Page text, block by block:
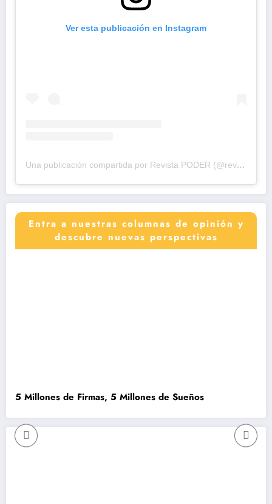
Ver esta publicación en Instagram
Una publicación compartida por Revista PODER (@revistapodercol)
Entra a nuestras columnas de opinión y
descubre nuevas perspectivas
5 Millones de Firmas, 5 Millones de Sueños